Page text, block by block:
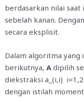
berdasarkan nilai saat
sebelah kanan.
secara eksplisit.
Dalam algoritma yang
berikutnya, Adipilih
diekstraksi a_(i,i)
dengan istilah